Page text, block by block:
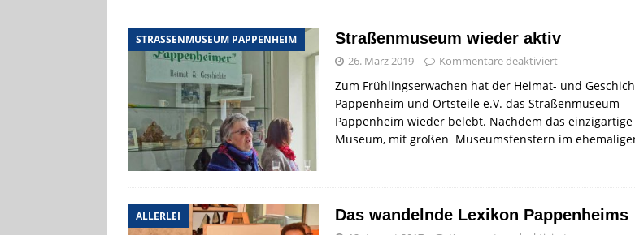
Aiwanger
VERANSTALTUNGEN
[ 3. August 2026 ] Neue Naturparkführer verstärken das Angebot im
TOURISTIK
[ 5. August 2026 ] Stellenangebot beim Wasserzweckverband links der
UNTERNEHMEN
STRASSENMUSEUM PAPPENHEIM Straßenmuseum wieder aktiv
26. März 2019 Kommentare deaktiviert
Zum Frühlingserwachen hat der Heimat- und
Pappenheim und Ortsteile e.V. das Straßenmuseum
Pappenheim wieder belebt. Nachdem das einzigartige
Museum, mit großen Museumsfenstern im
ALLERLEI Das wandelnde Lexikon Pappenheims